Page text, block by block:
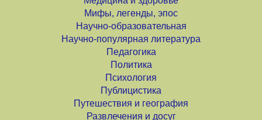
Мифы, легенды, эпос
Научно-образовательная
Научно-популярная литература
Педагогика
Политика
Психология
Публицистика
Путешествия и география
Развлечения и досуг